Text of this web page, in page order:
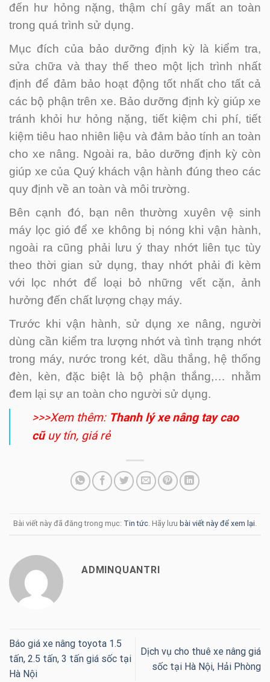
đến hư hỏng nặng, thậm chí gây mất an toàn
trong quá trình sử dụng.
Mục đích của bảo dưỡng định kỳ là kiểm tra,
sửa chữa và thay thế theo một lịch trình nhất
định để đảm bảo hoạt động tốt nhất cho tất cả
các bộ phận trên xe. Bảo dưỡng định kỳ giúp xe
tránh khỏi hư hỏng nặng, tiết kiệm chi phí, tiết
kiệm tiêu hao nhiên liệu và đảm bảo tính an toàn
cho xe nâng. Ngoài ra, bảo dưỡng định kỳ còn
giúp xe của Quý khách vận hành đúng theo các
quy định về an toàn và môi trường.
Bên cạnh đó, bạn nên thường xuyên vệ sinh
máy lọc gió để xe không bị nóng khi vận hành,
ngoài ra cũng phải lưu ý thay nhớt liên tục tùy
theo thời gian sử dụng, thay nhớt phải đi kèm
với lọc nhớt để loại bỏ những vết cặn, ảnh
hưởng đến chất lượng chạy máy.
Trước khi vận hành, sử dụng xe nâng, người
dùng cần kiểm tra lượng nhớt và tình trạng nhớt
trong máy, nước trong két, dầu thắng, hệ thống
đèn, kèn, đặc biệt là bộ phận thắng,… nhằm
đem lại sự an toàn cho người sử dụng.
>>>Xem thêm: Thanh lý xe nâng tay cao
cũuy tín, giá rẻ
Bài viết này đã đăng trong mục: Tin tức. Hãy lưu bài viết này để xem lại.
ADMINQUANTRI
Báo giá xe nâng toyota 1.5
tấn, 2.5 tấn, 3 tấn giá sốc tại
Hà Nội
Dịch vụ cho thuê xe nâng giá
sốc tại Hà Nội, Hải Phòng